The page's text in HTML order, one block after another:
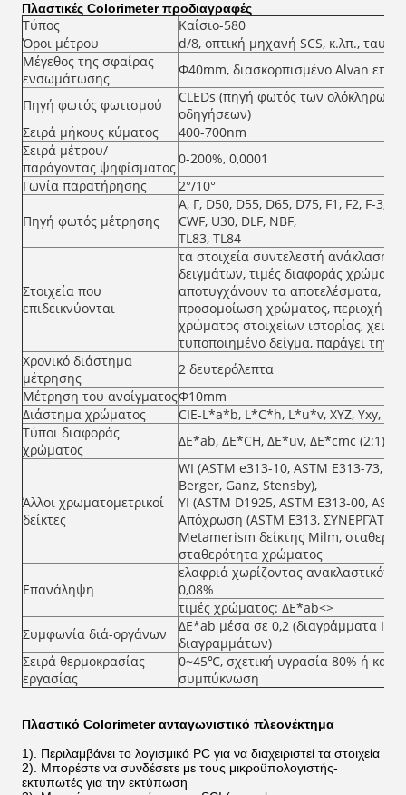
Πλαστικές Colorimeter προδιαγραφές
Τύπος
Καίσιο-580
Όροι μέτρου
d/8, οπτική μηχανή SCS, κ.λπ.,
Μέγεθος της σφαίρας
ενσωμάτωσης
Φ40mm, διασκορπισμένο Alvan
Πηγή φωτός φωτισμού
CLEDs (πηγή φωτός των ολόκληρων
οδηγήσεων)
Σειρά μήκους κύματος
400-700nm
Σειρά μέτρου/
παράγοντας ψηφίσματος
0-200%, 0,0001
Γωνία παρατήρησης
2°/10°
Πηγή φωτός μέτρησης
Α, Γ, D50, D55, D65, D75, F1, F2, F-3,
CWF, U30, DLF, NBF,
TL83, TL84
Στοιχεία που
επιδεικνύονται
τα στοιχεία συντελεστή ανάκλασης/
δειγμάτων, τιμές διαφοράς
αποτυγχάνουν τα αποτελέσματα,
προσομοίωση χρώματος, περιοχή
χρώματος στοιχείων ιστορίας,
τυποποιημένο δείγμα, παράγει την
Χρονικό διάστημα
μέτρησης
2 δευτερόλεπτα
Μέτρηση του ανοίγματοςΦ10mm
Διάστημα χρώματος
CIE-L*a*b, L*C*h, L*u*v, XYZ, Yxy,
Τύποι διαφοράς
χρώματος
ΔE*ab, ΔE*CH, ΔE*uv, ΔE*cmc (2:1),
Άλλοι χρωματομετρικοί
δείκτες
WI (ASTM e313-10, ASTM E313-73,
Berger, Ganz, Stensby),
YI (ASTM D1925, ASTM E313-00,
Απόχρωση (ASTM E313, ΣΥΝΕΡΓΆΤΕΣ,
Metamerism δείκτης Milm,
σταθερότητα χρώματος
Επανάληψη
ελαφριά χωρίζοντας
0,08%
τιμές χρώματος: ΔE*ab<>
Συμφωνία διά-οργάνων
ΔE*ab μέσα σε 0,2 (διαγράμματα ΙΙ
διαγραμμάτων)
Σειρά θερμοκρασίας
εργασίας
0~45℃, σχετική υγρασία 80% ή
συμπύκνωση
Πλαστικό Colorimeter ανταγωνιστικό πλεονέκτημα
1). Περιλαμβάνει το λογισμικό PC για να διαχειριστεί τα στοιχεία
2). Μπορέστε να συνδέσετε με τους μικροϋπολογιστής-
εκτυπωτές για την εκτύπωση